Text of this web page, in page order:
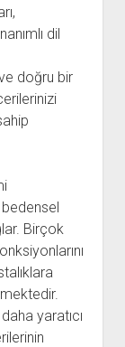
dil
doğru bir
Birçok
yaratıcı